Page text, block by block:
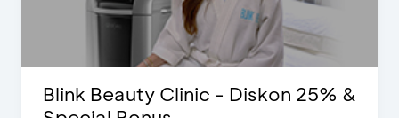
Blink Beauty Clinic - Diskon 25% &